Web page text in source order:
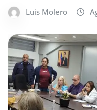
Luis Molero